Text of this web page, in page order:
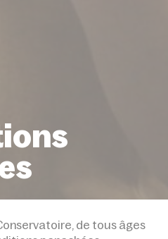
de tous âges